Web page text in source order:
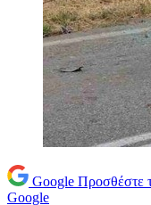
Google Προσθέστε
Google